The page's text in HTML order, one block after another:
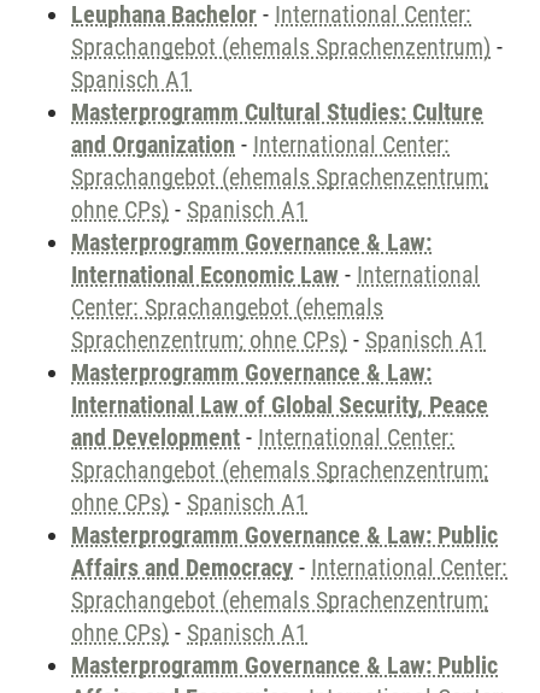
Leuphana Bachelor - International Center:
Sprachangebot (ehemals Sprachenzentrum) -
Spanisch A1
Masterprogramm Cultural Studies: Culture
and Organization - International Center:
Sprachangebot (ehemals Sprachenzentrum;
ohne CPs) - Spanisch A1
Masterprogramm Governance & Law:
International Economic Law - International
Center: Sprachangebot (ehemals
Sprachenzentrum; ohne CPs) - Spanisch A1
Masterprogramm Governance & Law:
International Law of Global Security, Peace
and Development - International Center:
Sprachangebot (ehemals Sprachenzentrum;
ohne CPs) - Spanisch A1
Masterprogramm Governance & Law: Public
Affairs and Democracy - International Center:
Sprachangebot (ehemals Sprachenzentrum;
ohne CPs) - Spanisch A1
Masterprogramm Governance & Law: Public